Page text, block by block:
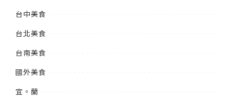
台中美食
台北美食
台南美食
國外美食
宜。蘭